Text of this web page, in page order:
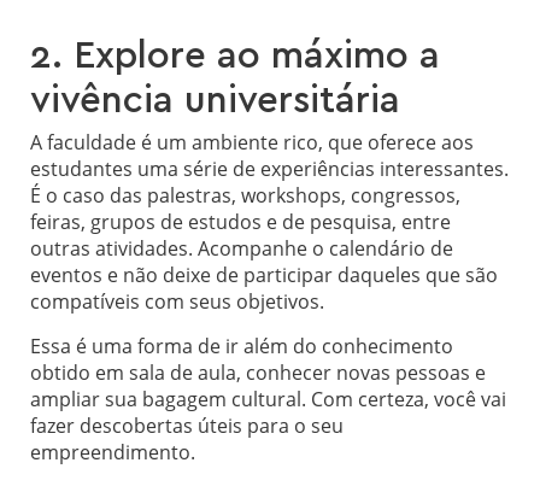
2. Explore ao máximo a
vivência universitária
A faculdade é um ambiente rico, que oferece aos
estudantes uma série de experiências interessantes.
É o caso das palestras, workshops, congressos,
feiras, grupos de estudos e de pesquisa, entre
outras atividades. Acompanhe o calendário de
eventos e não deixe de participar daqueles que são
compatíveis com seus objetivos.
Essa é uma forma de ir além do conhecimento
obtido em sala de aula, conhecer novas pessoas e
ampliar sua bagagem cultural. Com certeza, você vai
fazer descobertas úteis para o seu
empreendimento.